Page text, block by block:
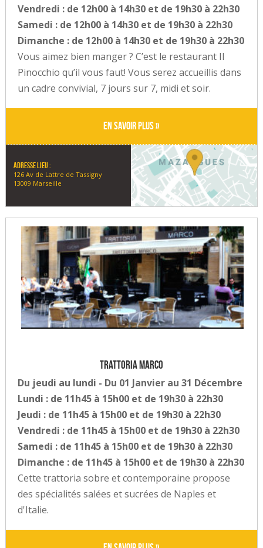
Vendredi : de 12h00 à 14h30 et de 19h30 à 22h30
Samedi : de 12h00 à 14h30 et de 19h30 à 22h30
Dimanche : de 12h00 à 14h30 et de 19h30 à 22h30
Vous aimez bien manger ? C’est le restaurant Il
Pinocchio qu’il vous faut! Vous serez accueillis dans
un cadre convivial, 7 jours sur 7, midi et soir.
En savoir plus »
Adresse lieu :
126 Av de Lattre de Tassigny
13009 Marseille
Trattoria Marco
Du jeudi au lundi - Du 01 Janvier au 31 Décembre
Lundi : de 11h45 à 15h00 et de 19h30 à 22h30
Jeudi : de 11h45 à 15h00 et de 19h30 à 22h30
Vendredi : de 11h45 à 15h00 et de 19h30 à 22h30
Samedi : de 11h45 à 15h00 et de 19h30 à 22h30
Dimanche : de 11h45 à 15h00 et de 19h30 à 22h30
Cette trattoria sobre et contemporaine propose
des spécialités salées et sucrées de Naples et
d'Italie.